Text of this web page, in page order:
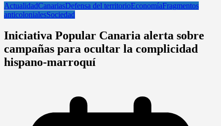
ActualidadCanariasDefensa del territorioEconomíaFragmentos
anticolonialesSociedad
Iniciativa Popular Canaria alerta sobre
campañas para ocultar la complicidad
hispano-marroquí